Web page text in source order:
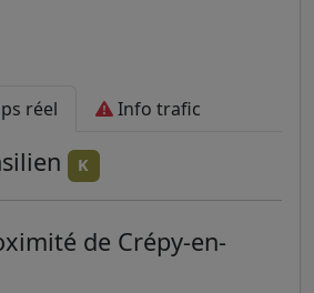
réel Info trafic
K
de Crépy-en-